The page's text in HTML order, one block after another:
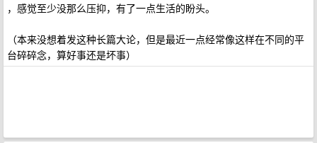
，感觉至少没那么压抑，有了一点生活的盼头。
（本来没想着发这种长篇大论，但是最近一点经常像这样在不同的平
台碎碎念，算好事还是坏事）